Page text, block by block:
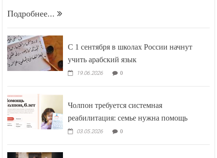
Подробнее...
С 1 сентября в школах России начнут
учить арабский язык
19.06.2026 0
Чолпон требуется системная
реабилитация: семье нужна помощь
03.05.2026 0